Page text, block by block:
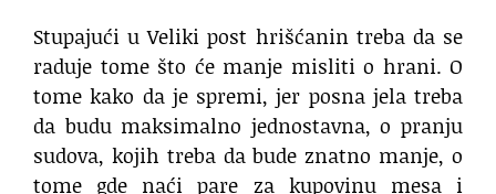
Stupajući u Veliki post hrišćanin treba da se
raduje tome što će manje misliti o hrani. O
tome kako da je spremi, jer posna jela treba
da budu maksimalno jednostavna, o pranju
sudova, kojih treba da bude znatno manje, o
tome gde naći pare za kupovinu mesa i